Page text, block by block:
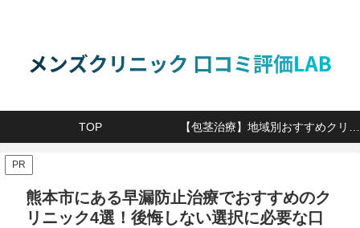
TOP 【包茎治療】地域別おすすめクリニック
PR
熊本市にある早漏防止治療でおすすめのク
リニック4選！後悔しない選択に必要な口